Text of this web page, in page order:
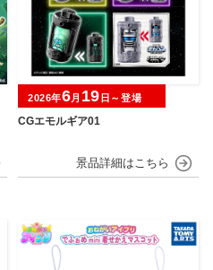
CGエモルギア01
2026年6月 19 日～登場